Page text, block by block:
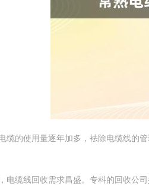
缆的使用量逐年加多，袪除电缆线的
电缆线回收需求昌盛。专科的回收公